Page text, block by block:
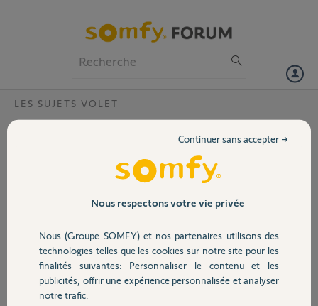
Volet
Sécurité
Domotique
LES SUJETS VOLET
comment reprogrammer telecommande 4
Je voudrais connaitre la procédure pour reprogrammer ma
télécommande Telis 4 rts.
Canal 2 pour chambre 1, canal 3 pour chambre 2 mais avec deux
volets, canal 4 salon avec 2 volets.
Merci pour votre aide.
A votre disposition.
Cordialement
Nous respectons votre vie privée
Nous (Groupe SOMFY) et nos partenaires utilisons des
technologies telles que les cookies sur notre site pour les
finalités suivantes: Personnaliser le contenu et les
publicités, offrir une expérience personnalisée et analyser
notre trafic.
Continuer sans accepter →